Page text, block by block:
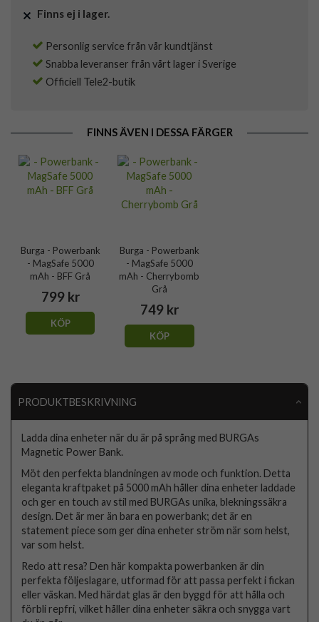
Finns ej i lager.
Personlig service från vår kundtjänst
Snabba leveranser från vårt lager i Sverige
Officiell Tele2-butik
FINNS ÄVEN I DESSA FÄRGER
Burga - Powerbank
- MagSafe 5000
mAh - BFF Grå
799 kr
KÖP
Burga - Powerbank
- MagSafe 5000
mAh - Cherrybomb
Grå
749 kr
KÖP
PRODUKTBESKRIVNING
Ladda dina enheter när du är på språng med BURGAs
Magnetic Power Bank.
Möt den perfekta blandningen av mode och funktion. Detta
eleganta kraftpaket på 5000 mAh håller dina enheter laddade
och ger en touch av stil med BURGAs unika, blekningssäkra
design. Det är mer än bara en powerbank; det är en
statement piece som ger dina enheter ström när som helst,
var som helst.
Redo att resa? Den här kompakta powerbanken är din
perfekta följeslagare, utformad för att passa perfekt i fickan
eller väskan. Med härdat glas är den byggd för att hålla och
förbli repfri, vilket håller dina enheter säkra och snygga vart